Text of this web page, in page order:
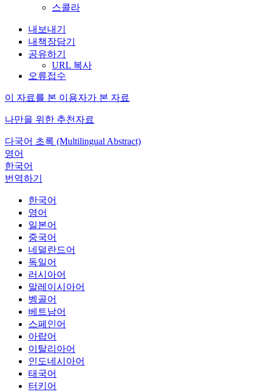
스콜라
내보내기
내책장담기
공유하기
URL 복사
오류접수
이 자료를 본 이용자가 본 자료
나만을 위한 추천자료
다국어 초록 (Multilingual Abstract)
영어
한국어
번역하기
한국어
영어
일본어
중국어
네덜란드어
독일어
러시아어
말레이시아어
벵골어
베트남어
스페인어
아랍어
이탈리아어
인도네시아어
태국어
터키어